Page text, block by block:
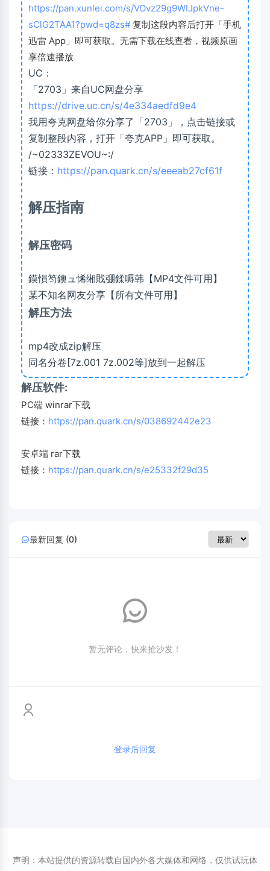
https://pan.xunlei.com/s/VOvz29g9WIJpkVne-
sClG2TAA1?pwd=q8zs# 复制这段内容后打开「手机
迅雷 App」即可获取。无需下载在线查看，视频原画
享倍速播放
UC：
「2703」来自UC网盘分享
https://drive.uc.cn/s/4e334aedfd9e4
我用夸克网盘给你分享了「2703」，点击链接或
复制整段内容，打开「夸克APP」即可获取。
/~02333ZEVOU~:/
链接： https://pan.quark.cn/s/eeeab27cf61f
解压指南
解压密码
鏌愪笉鐭ュ悕缃戝弸鍒嗕韩【MP4文件可用】
某不知名网友分享【所有文件可用】
解压方法
mp4改成zip解压
同名分卷[7z.001 7z.002等]放到一起解压
解压软件:
PC端 winrar下载
链接： https://pan.quark.cn/s/038692442e23
安卓端 rar下载
链接： https://pan.quark.cn/s/e25332f29d35
最新回复 (0)
暂无评论，快来抢沙发！
登录后回复
声明：本站提供的资源转载自国内外各大媒体和网络，仅供试玩体